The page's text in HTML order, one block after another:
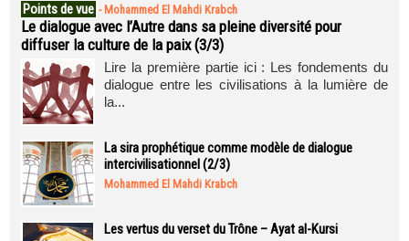
Points de vue - Mohammed El Mahdi Krabch
Le dialogue avec l’Autre dans sa pleine diversité pour
diffuser la culture de la paix (3/3)
Lire la première partie ici : Les fondements du
dialogue entre les civilisations à la lumière de
la...
La sira prophétique comme modèle de dialogue
intercivilisationnel (2/3)
Mohammed El Mahdi Krabch
Les vertus du verset du Trône – Ayat al-Kursi